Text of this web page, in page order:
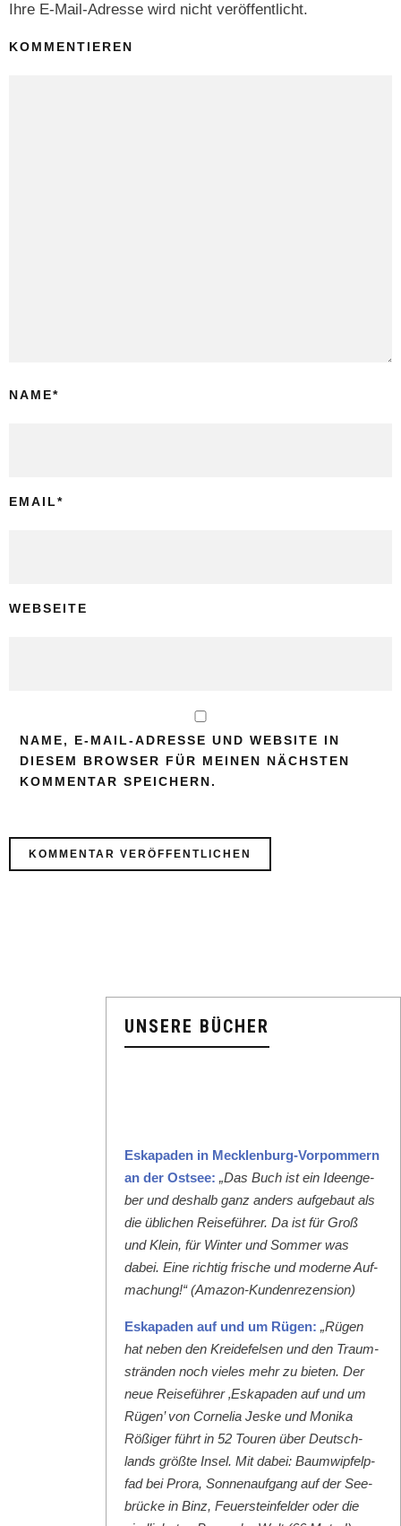
Ihre E-Mail-Adresse wird nicht veröffentlicht.
KOMMENTIEREN
NAME*
EMAIL*
WEBSEITE
NAME, E-MAIL-ADRESSE UND WEBSITE IN
DIESEM BROWSER FÜR MEINEN NÄCHSTEN
KOMMENTAR SPEICHERN.
UNSERE BÜCHER
Eska­paden in Meck­len­burg-Vor­pom­mern
an der Ost­see: „Das Buch ist ein Ideenge­
ber und deshalb ganz anders aufge­baut als
die üblichen Reise­führer. Da ist für Groß
und Klein, für Win­ter und Som­mer was
dabei. Eine richtig frische und mod­erne Auf­
machung!“ (Ama­zon-Kun­den­rezen­sion)
Eska­paden auf und um Rügen: „Rügen
hat neben den Krei­de­felsen und den Traum­
strän­den noch vieles mehr zu bieten. Der
neue Reise­führer ‚Eska­paden auf und um
Rügen’ von Cor­nelia Jeske und Moni­ka
Rößiger führt in 52 Touren über Deutsch­
lands größte Insel. Mit dabei: Baumwipfelp­
fad bei Pro­ra, Son­nenauf­gang auf der See­
brücke in Binz, Feuer­ste­in­felder oder die